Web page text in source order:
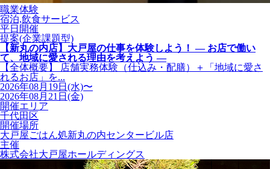
職業体験
宿泊,飲食サービス
平日開催
提案(企業課題型)
【新丸の内店】大戸屋の仕事を体験しよう！ ― お店で働い
て、地域に愛される理由を考えよう ―
【全体概要】 店舗実務体験（仕込み・配膳）＋「地域に愛さ
れるお店」を...
2026年08月19日(水)〜
2026年08月21日(金)
開催エリア
千代田区
開催場所
大戸屋ごはん処新丸の内センタービル店
主催
株式会社大戸屋ホールディングス